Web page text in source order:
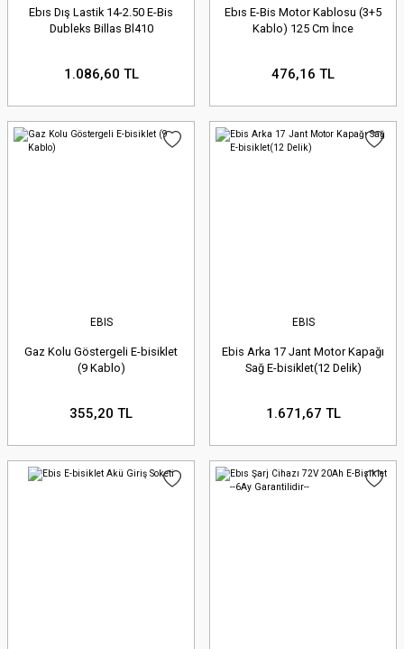
Ebıs Dış Lastik 14-2.50 E-Bis
Dubleks Billas Bl410
1.086,60 TL
Ebıs E-Bis Motor Kablosu (3+5
Kablo) 125 Cm İnce
476,16 TL
EBIS
Gaz Kolu Göstergeli E-bisiklet
(9 Kablo)
355,20 TL
EBIS
Ebis Arka 17 Jant Motor Kapağı
Sağ E-bisiklet(12 Delik)
1.671,67 TL